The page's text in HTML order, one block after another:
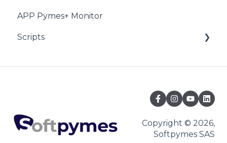
APP Pymes+ Monitor
Scripts
Copyright © 2026,
Softpymes SAS